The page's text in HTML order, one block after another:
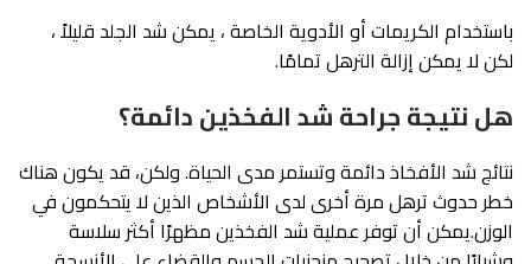
باستخدام الكريمات أو الأدوية الخاصة ، يمكن شد الجلد قليلاً ،
لكن لا يمكن إزالة الترهل تمامًا.
هل نتيجة جراحة شد الفخذين دائمة؟
نتائج شد الأفخاذ دائمة وتستمر مدى الحياة. ولكن، قد يكون هناك
خطر حدوث ترهل مرة أخرى لدى الأشخاص الذين لا يتحكمون في
الوزن.يمكن أن توفر عملية شد الفخذين مظهرًا أكثر سلاسة